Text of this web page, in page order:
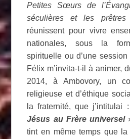
Petites Sœurs de
séculières et les prêtres
réunissent pour vivre
nationales, sous la
spirituelle ou d’une
Félix m’invita-t-il à animer,
2014, à Ambovory, un
religieuse et d’éthique
la fraternité, que j’intitulai
Jésus au Frère universel
tint en même temps que